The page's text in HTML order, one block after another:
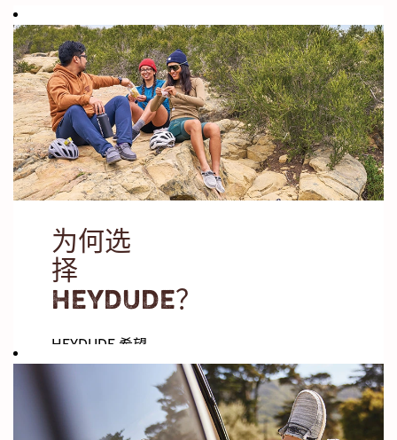
为何选
择
HEYDUDE？
HEYDUDE 希望
聘请能将我们核
心价值观融入日
常生活、从不惧
怕失败并且期待